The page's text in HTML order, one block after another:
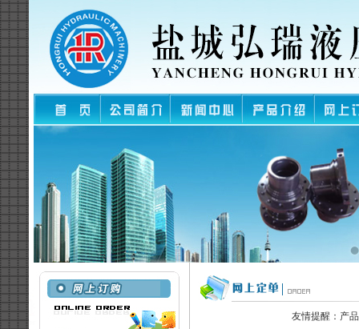
友情提醒：产